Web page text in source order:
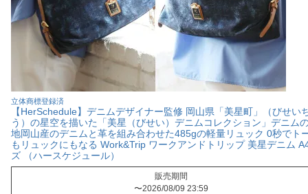
立体商標登録済
【HerSchedule】デニムデザイナー監修 岡山県「美星町」（びせい
う）の星空を描いた「美星（びせい）デニムコレクション」デニム
地岡山産のデニムと革を組み合わせた485gの軽量リュック 0秒でト
もリュックにもなる Work&Trip ワークアンドトリップ 美星デニム
ズ （ハースケジュール）
販売期間
〜2026/08/09 23:59